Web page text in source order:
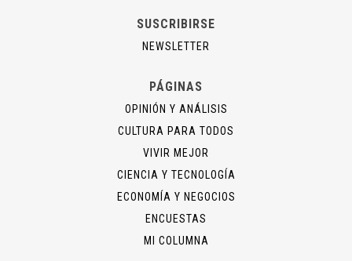
SUSCRIBIRSE
NEWSLETTER
PÁGINAS
OPINIÓN Y ANÁLISIS
CULTURA PARA TODOS
VIVIR MEJOR
CIENCIA Y TECNOLOGÍA
ECONOMÍA Y NEGOCIOS
ENCUESTAS
MI COLUMNA